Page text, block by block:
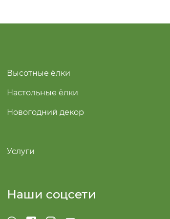
Наши соцсети
Высотные ёлки
Настольные ёлки
Услуги
Новогодний декор